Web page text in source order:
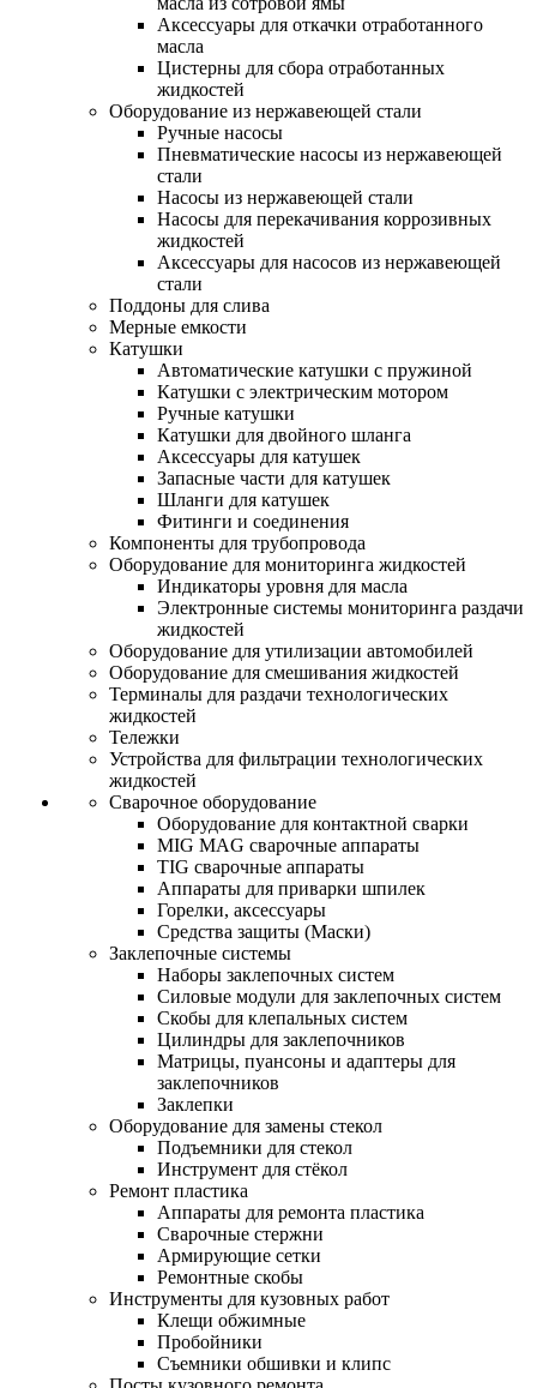
Аксессуары для откачки отработанного
масла
Цистерны для сбора отработанных
жидкостей
Оборудование из нержавеющей стали
Ручные насосы
Пневматические насосы из нержавеющей
стали
Насосы из нержавеющей стали
Насосы для перекачивания коррозивных
жидкостей
Аксессуары для насосов из нержавеющей
стали
Поддоны для слива
Мерные емкости
Катушки
Автоматические катушки с пружиной
Катушки с электрическим мотором
Ручные катушки
Катушки для двойного шланга
Аксессуары для катушек
Запасные части для катушек
Шланги для катушек
Фитинги и соединения
Компоненты для трубопровода
Оборудование для мониторинга жидкостей
Индикаторы уровня для масла
Электронные системы мониторинга раздачи
жидкостей
Оборудование для утилизации автомобилей
Оборудование для смешивания жидкостей
Терминалы для раздачи технологических
жидкостей
Тележки
Устройства для фильтрации технологических
жидкостей
Сварочное оборудование
Оборудование для контактной сварки
MIG MAG сварочные аппараты
TIG сварочные аппараты
Аппараты для приварки шпилек
Горелки, аксессуары
Средства защиты (Маски)
Заклепочные системы
Наборы заклепочных систем
Силовые модули для заклепочных систем
Скобы для клепальных систем
Цилиндры для заклепочников
Матрицы, пуансоны и адаптеры для
заклепочников
Заклепки
Оборудование для замены стекол
Подъемники для стекол
Инструмент для стёкол
Ремонт пластика
Аппараты для ремонта пластика
Сварочные стержни
Армирующие сетки
Ремонтные скобы
Инструменты для кузовных работ
Клещи обжимные
Пробойники
Съемники обшивки и клипс